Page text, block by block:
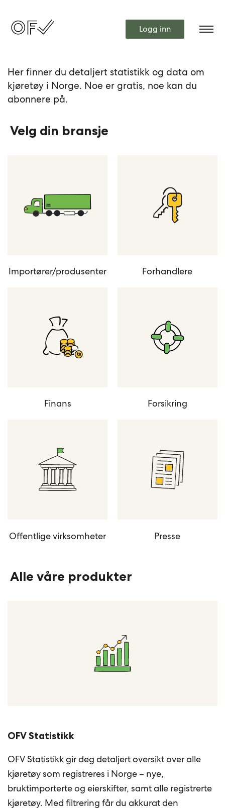
Logg inn
Her finner du detaljert statistikk og data om
kjøretøy i Norge. Noe er gratis, noe kan du
abonnere på.
Velg din bransje
Importører/produsenter Forhandlere
Finans Forsikring
Offentlige virksomheter Presse
Alle våre produkter
OFV Statistikk
OFV Statistikk gir deg detaljert oversikt over alle
kjøretøy som registreres i Norge – nye,
bruktimporterte og eierskifter, samt alle registrerte
kjøretøy. Med filtrering får du akkurat den